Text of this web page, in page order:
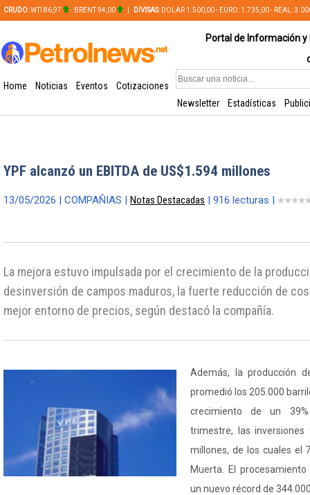
CRUDO: WTI 86,97 - BRENT 94,00 DIVISAS: DOLAR 1.500,00 - EURO: 1.735,00 - REAL:
Portal de Información
Home Noticias Eventos
Cotizaciones
Newsletter
Estadísticas
YPF alcanzó un EBITDA de US$1.594 millones
13/05/2026 | COMPAÑIAS | Notas Destacadas | 916 lecturas |
La mejora estuvo impulsada por el crecimiento de la
desinversión de campos maduros, la fuerte reducción de
mejor entorno de precios, según destacó la compañía.
Además, la producción
promedió los 205.000
crecimiento de un
trimestre, las inversiones
millones, de los cuales el
Muerta. El
un nuevo récord de